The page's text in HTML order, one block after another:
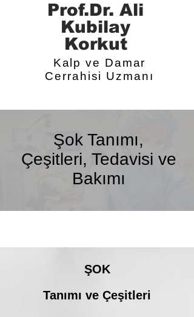
Prof.Dr. Ali
Kubilay
Korkut
Kalp ve Damar
Cerrahisi Uzmanı
Şok Tanımı,
Çeşitleri, Tedavisi ve
Bakımı
ŞOK
Tanımı ve Çeşitleri